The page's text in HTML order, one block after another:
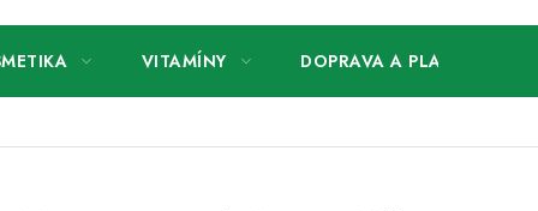
VITAMÍNY DOPRAVA A PLATBA